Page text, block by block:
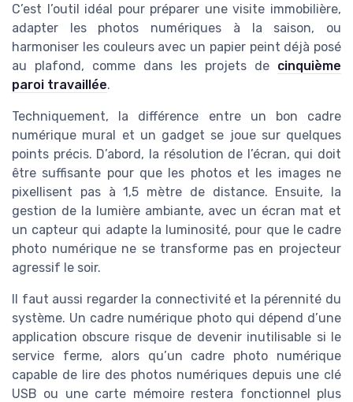
C’est l’outil idéal pour préparer une visite immobilière,
adapter les photos numériques à la saison, ou
harmoniser les couleurs avec un papier peint déjà posé
au plafond, comme dans les projets de cinquième
paroi travaillée.
Techniquement, la différence entre un bon cadre
numérique mural et un gadget se joue sur quelques
points précis. D’abord, la résolution de l’écran, qui doit
être suffisante pour que les photos et les images ne
pixellisent pas à 1,5 mètre de distance. Ensuite, la
gestion de la lumière ambiante, avec un écran mat et
un capteur qui adapte la luminosité, pour que le cadre
photo numérique ne se transforme pas en projecteur
agressif le soir.
Il faut aussi regarder la connectivité et la pérennité du
système. Un cadre numérique photo qui dépend d’une
application obscure risque de devenir inutilisable si le
service ferme, alors qu’un cadre photo numérique
capable de lire des photos numériques depuis une clé
USB ou une carte mémoire restera fonctionnel plus